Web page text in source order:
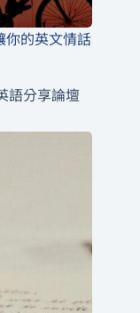
你的英文情話
語分享論壇